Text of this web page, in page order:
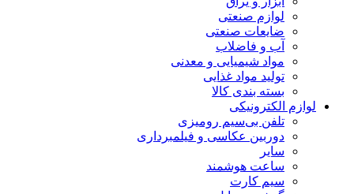
لوازم صنعتی
ضایعات صنعتی
آب و فاضلاب
مواد شیمیایی و معدنی
تولید مواد غذایی
بسته بندی کالا
لوازم الکترونیکی
تلفن بی‌سیم رومیزی
دوربین عکاسی و فیلمبرداری
سایر
ساعت هوشمند
سیم کارت